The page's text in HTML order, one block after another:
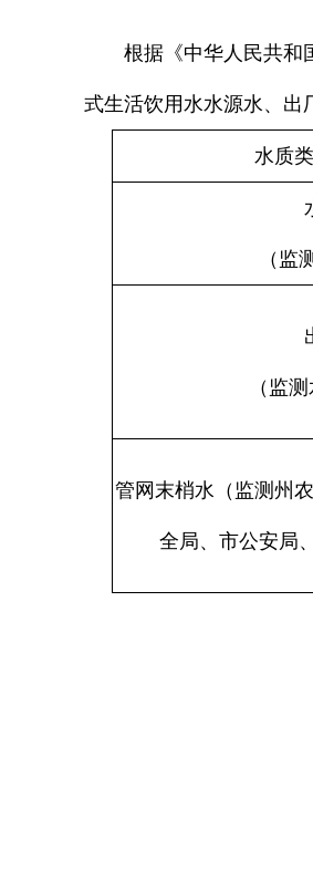
根据《中华人民共和
式生活饮用水水源水、出
水质
（监
（监
管网末梢水（监测州
全局、市公安局